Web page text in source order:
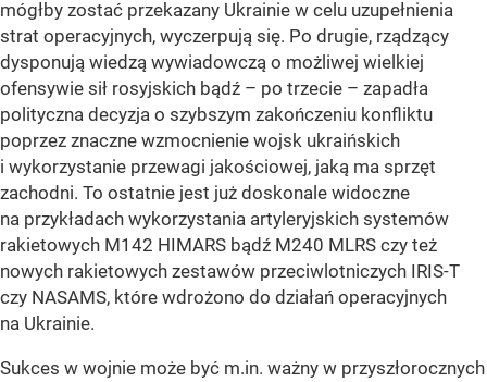
mógłby zostać przekazany Ukrainie w celu uzupełnienia
strat operacyjnych, wyczerpują się. Po drugie, rządzący
dysponują wiedzą wywiadowczą o możliwej wielkiej
ofensywie sił rosyjskich bądź – po trzecie – zapadła
polityczna decyzja o szybszym zakończeniu konfliktu
poprzez znaczne wzmocnienie wojsk ukraińskich
i wykorzystanie przewagi jakościowej, jaką ma sprzęt
zachodni. To ostatnie jest już doskonale widoczne
na przykładach wykorzystania artyleryjskich systemów
rakietowych M142 HIMARS bądź M240 MLRS czy też
nowych rakietowych zestawów przeciwlotniczych IRIS-T
czy NASAMS, które wdrożono do działań operacyjnych
na Ukrainie.
Sukces w wojnie może być m.in. ważny w przyszłorocznych